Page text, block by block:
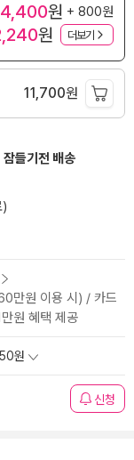
원 + 800원
원 더보기
11,700원
잠들기전 배송
만원 이용 시) / 카드
원 혜택 제공
원
신청